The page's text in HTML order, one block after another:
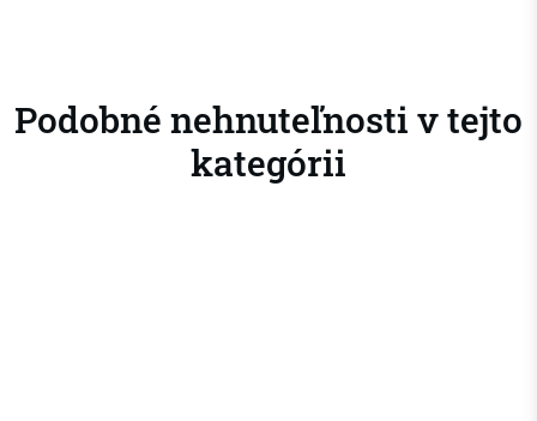
Podobné nehnuteľnosti v tejto
kategórii